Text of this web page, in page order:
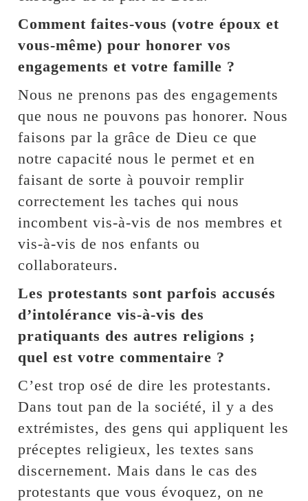
Comment faites-vous (votre époux et
vous-même) pour honorer vos
engagements et votre famille ?
Nous ne prenons pas des engagements
que nous ne pouvons pas honorer. Nous
faisons par la grâce de Dieu ce que
notre capacité nous le permet et en
faisant de sorte à pouvoir remplir
correctement les taches qui nous
incombent vis-à-vis de nos membres et
vis-à-vis de nos enfants ou
collaborateurs.
Les protestants sont parfois accusés
d’intolérance vis-à-vis des
pratiquants des autres religions ;
quel est votre commentaire ?
C’est trop osé de dire les protestants.
Dans tout pan de la société, il y a des
extrémistes, des gens qui appliquent les
préceptes religieux, les textes sans
discernement. Mais dans le cas des
protestants que vous évoquez, on ne